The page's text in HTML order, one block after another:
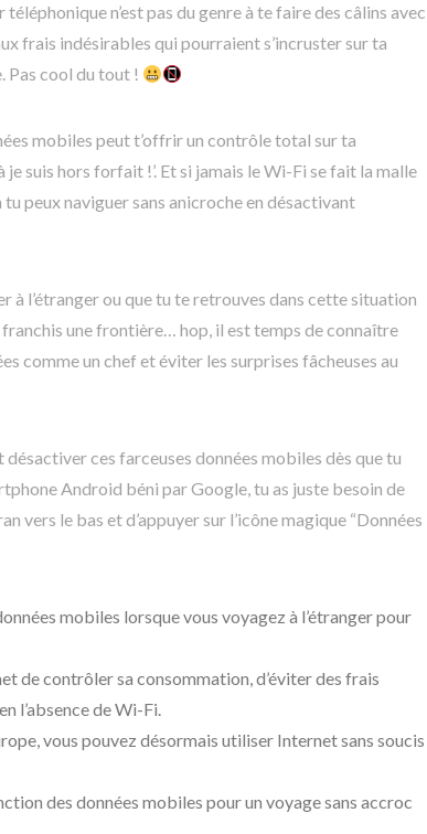
n’est pas du genre à te faire des câlins avec
frais indésirables qui pourraient s’incruster sur ta
Pas cool du tout !
mobiles peut t’offrir un contrôle total sur ta
suis hors forfait !’. Et si jamais le Wi-Fi se fait la malle
peux naviguer sans anicroche en désactivant
à l’étranger ou que tu te retrouves dans cette situation
une frontière… hop, il est temps de connaître
comme un chef et éviter les surprises fâcheuses au
ces farceuses données mobiles dès que tu
Android béni par Google, tu as juste besoin de
vers le bas et d’appuyer sur l’icône magique “Données
mobiles lorsque vous voyagez à l’étranger pour
de contrôler sa consommation, d’éviter des frais
l’absence de Wi-Fi.
vous pouvez désormais utiliser Internet sans soucis
des données mobiles pour un voyage sans accroc